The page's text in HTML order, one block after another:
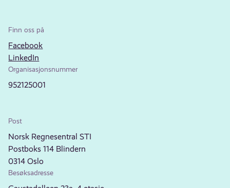
Finn oss på
Facebook
LinkedIn
Organisasjonsnummer
952125001
Post
Norsk Regnesentral STI
Postboks 114 Blindern
0314 Oslo
Besøksadresse